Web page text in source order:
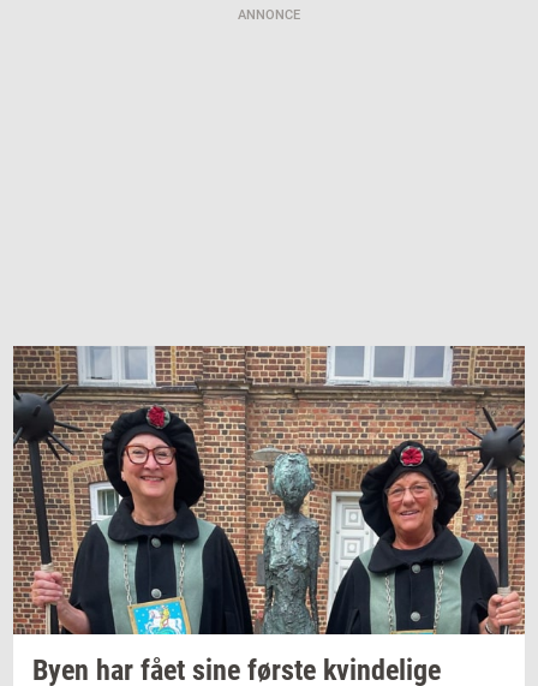
ANNONCE
Byen har fået sine før­ste kvin­de­li­ge